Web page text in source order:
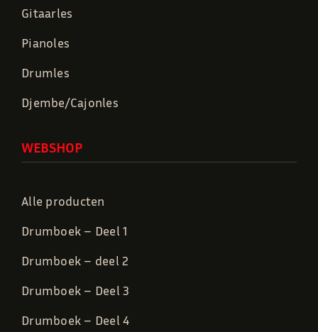
Gitaarles
Pianoles
Drumles
Djembe/Cajonles
WEBSHOP
Alle producten
Drumboek – Deel 1
Drumboek – deel 2
Drumboek – Deel 3
Drumboek – Deel 4